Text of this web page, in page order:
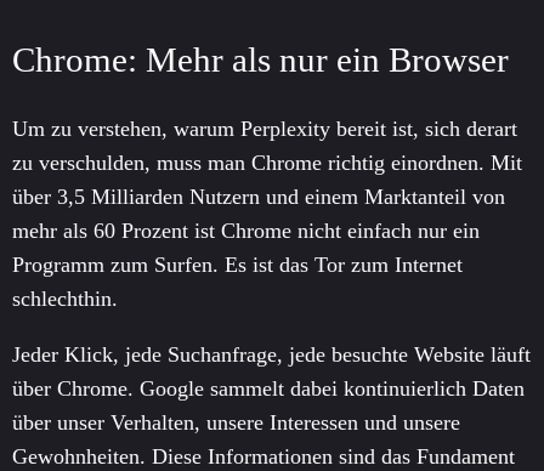
Chrome: Mehr als nur ein Browser
Um zu verstehen, warum Perplexity bereit ist, sich derart
zu verschulden, muss man Chrome richtig einordnen. Mit
über 3,5 Milliarden Nutzern und einem Marktanteil von
mehr als 60 Prozent ist Chrome nicht einfach nur ein
Programm zum Surfen. Es ist das Tor zum Internet
schlechthin.
Jeder Klick, jede Suchanfrage, jede besuchte Website läuft
über Chrome. Google sammelt dabei kontinuierlich Daten
über unser Verhalten, unsere Interessen und unsere
Gewohnheiten. Diese Informationen sind das Fundament